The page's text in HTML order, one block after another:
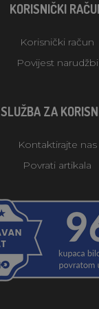
KORISNIČKI
Korisnički račun
Povijest narudžbi
SLUŽBA ZA
Kontaktirajte nas
Povrati artikala